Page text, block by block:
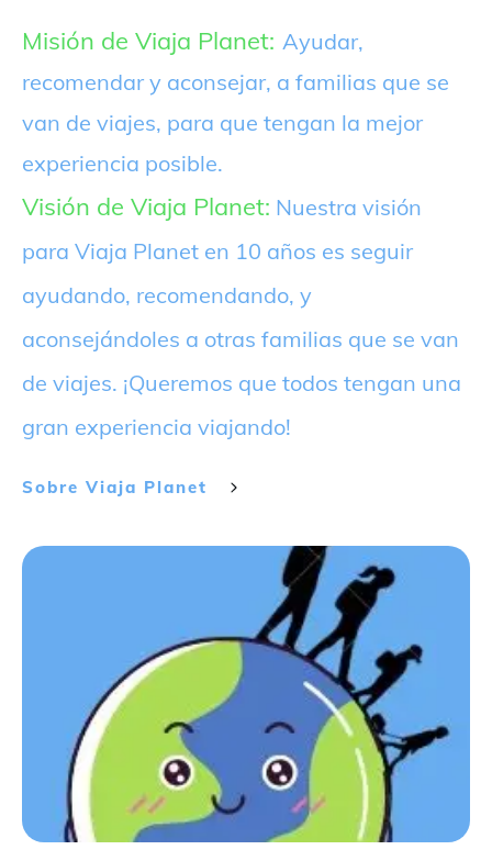
Misión de Viaja Planet: Ayudar,
recomendar y aconsejar, a familias que se
van de viajes, para que tengan la mejor
experiencia posible.
Visión de Viaja Planet: Nuestra visión
para Viaja Planet en 10 años es seguir
ayudando, recomendando, y
aconsejándoles a otras familias que se van
de viajes. ¡Queremos que todos tengan una
gran experiencia viajando!
Sobre Viaja Planet